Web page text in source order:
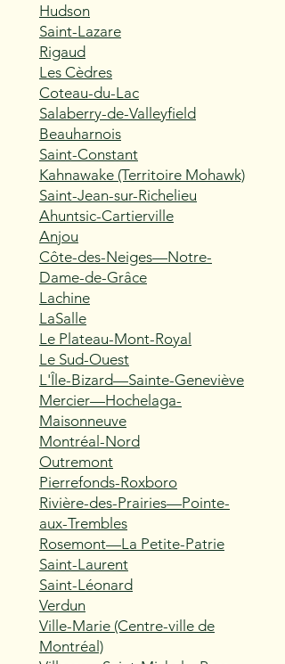
Hudson
Saint-Lazare
Rigaud
Les Cèdres
Coteau-du-Lac
Salaberry-de-Valleyfield
Beauharnois
Saint-Constant
Kahnawake (Territoire Mohawk)
Saint-Jean-sur-Richelieu
Ahuntsic-Cartierville
Anjou
Côte-des-Neiges—Notre-
Dame-de-Grâce
Lachine
LaSalle
Le Plateau-Mont-Royal
Le Sud-Ouest
L'Île-Bizard—Sainte-Geneviève
Mercier—Hochelaga-
Maisonneuve
Montréal-Nord
Outremont
Pierrefonds-Roxboro
Rivière-des-Prairies—Pointe-
aux-Trembles
Rosemont—La Petite-Patrie
Saint-Laurent
Saint-Léonard
Verdun
Ville-Marie (Centre-ville de
Montréal)